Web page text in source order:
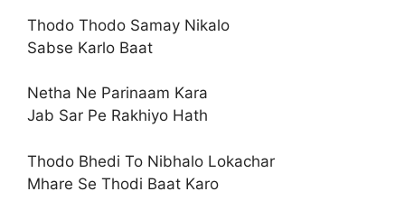
Thodo Thodo Samay Nikalo
Sabse Karlo Baat
Netha Ne Parinaam Kara
Jab Sar Pe Rakhiyo Hath
Thodo Bhedi To Nibhalo Lokachar
Mhare Se Thodi Baat Karo